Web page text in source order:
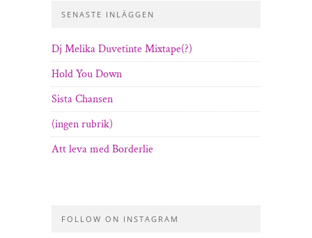
SENASTE INLÄGGEN
Dj Melika Duvetinte Mixtape(?)
Hold You Down
Sista Chansen
(ingen rubrik)
Att leva med Borderlie
FOLLOW ON INSTAGRAM